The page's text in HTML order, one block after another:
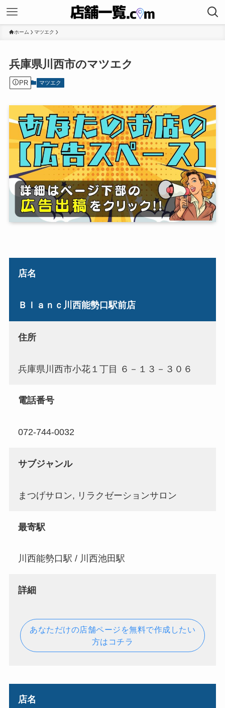
ホーム マツエク
兵庫県川西市のマツエク
PR マツエク
店名
Ｂｌａｎｃ川西能勢口駅前店
住所
兵庫県川西市小花１丁目 ６－１３－３０６
電話番号
072-744-0032
サブジャンル
まつげサロン, リラクゼーションサロン
最寄駅
川西能勢口駅 / 川西池田駅
詳細
あなただけの店舗ページを無料で作成したい
方はコチラ
店名